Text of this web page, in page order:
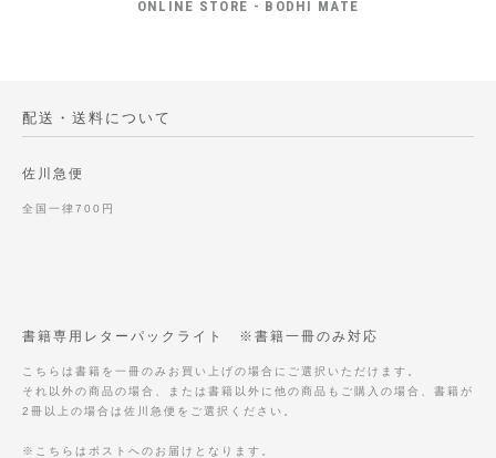
ONLINE STORE - BODHI MATE
配送・送料について
佐川急便
全国一律700円
書籍専用レターパックライト ※書籍一冊のみ対応
こちらは書籍を一冊のみお買い上げの場合にご選択いただけます。
それ以外の商品の場合、または書籍以外に他の商品もご購入の場合、書籍が
2冊以上の場合は佐川急便をご選択ください。
※こちらはポストへのお届けとなります。